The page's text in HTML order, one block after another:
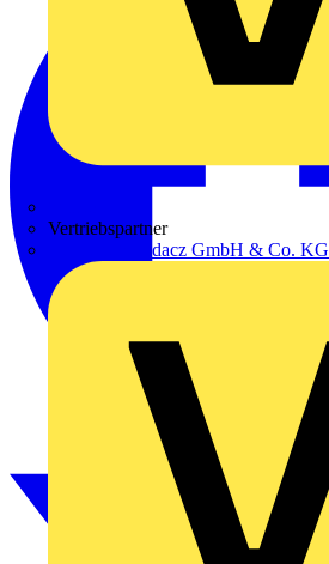
Vertriebspartner
Adalbert Zajadacz GmbH & Co. KG